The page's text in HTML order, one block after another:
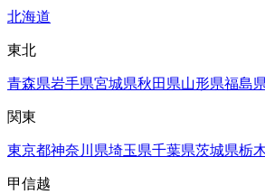
北海道
東北
青森県岩手県宮城県秋田県山形県福島
関東
東京都神奈川県埼玉県千葉県茨城県栃
甲信越